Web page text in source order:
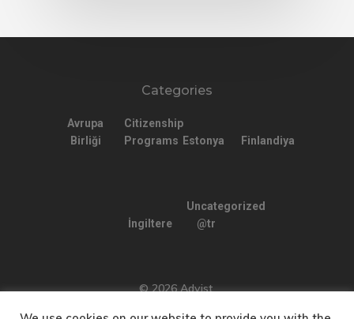
Categories
Avrupa
Birliği
Citizenship
Programs Estonya Finlandiya
İngiltere
Uncategorized
@tr
© 2026 Advist.